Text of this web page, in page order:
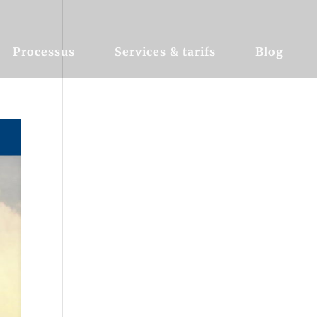
Processus Services & tarifs Blog